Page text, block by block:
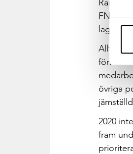
FNs
Allt
förfinat
övriga
2020
fram